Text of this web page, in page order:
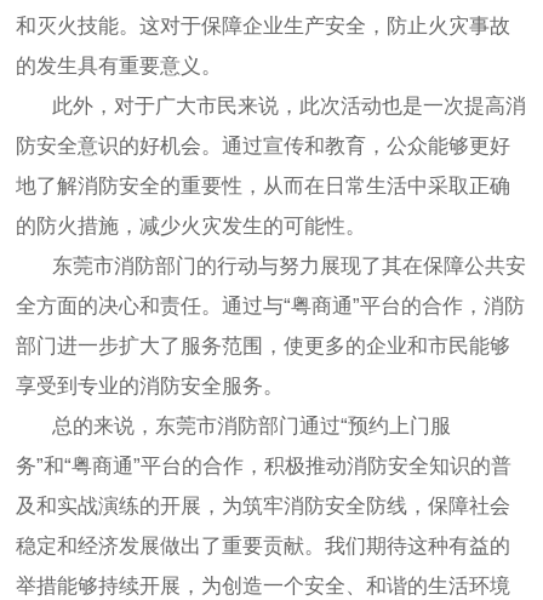
和灭火技能。这对于保障企业生产安全，防止火灾事故
的发生具有重要意义。
此外，对于广大市民来说，此次活动也是一次提高消
防安全意识的好机会。通过宣传和教育，公众能够更好
地了解消防安全的重要性，从而在日常生活中采取正确
的防火措施，减少火灾发生的可能性。
东莞市消防部门的行动与努力展现了其在保障公共安
全方面的决心和责任。通过与“粤商通”平台的合作，消防
部门进一步扩大了服务范围，使更多的企业和市民能够
享受到专业的消防安全服务。
总的来说，东莞市消防部门通过“预约上门服
务”和“粤商通”平台的合作，积极推动消防安全知识的普
及和实战演练的开展，为筑牢消防安全防线，保障社会
稳定和经济发展做出了重要贡献。我们期待这种有益的
举措能够持续开展，为创造一个安全、和谐的生活环境